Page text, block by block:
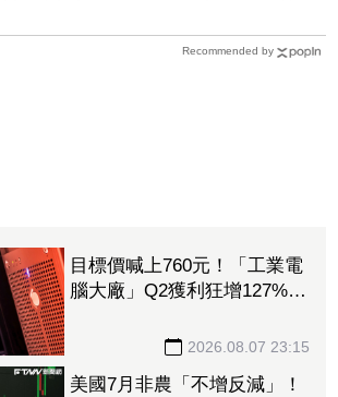
Recommended by
目標價喊上760元！「工業電
腦大廠」Q2獲利狂增127%
2026.08.07 23:15
美國7月非農「不增反減」！